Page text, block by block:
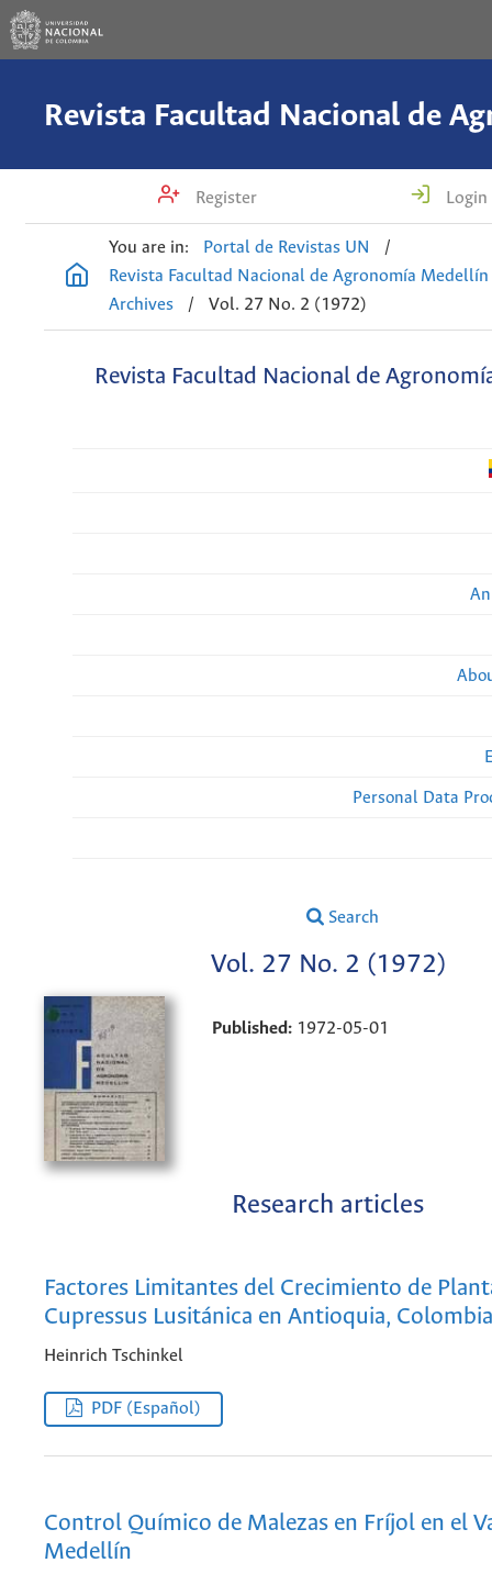
Register Login
You are in: Portal de Revistas UN
/
Revista Facultad Nacional de Agronomía Medellín
Archives
/ Vol. 27 No. 2 (1972)
Revista Facultad Nacional de
Personal Data
Search
Vol. 27 No. 2 (1972)
Published: 1972-05-01
Research articles
Factores Limitantes del Crecimiento de
Cupressus Lusitánica en Antioquia,
Heinrich Tschinkel
PDF (Español)
Control Químico de Malezas en Fríjol en el
Medellín